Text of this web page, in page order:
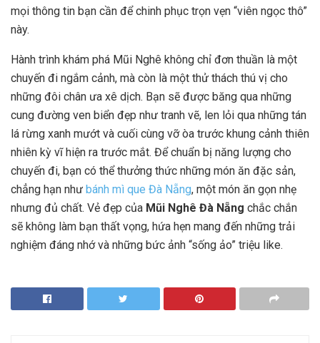
mọi thông tin bạn cần để chinh phục trọn vẹn “viên ngọc thô”
này.
Hành trình khám phá Mũi Nghê không chỉ đơn thuần là một
chuyến đi ngắm cảnh, mà còn là một thử thách thú vị cho
những đôi chân ưa xê dịch. Bạn sẽ được băng qua những
cung đường ven biển đẹp như tranh vẽ, len lỏi qua những tán
lá rừng xanh mướt và cuối cùng vỡ òa trước khung cảnh thiên
nhiên kỳ vĩ hiện ra trước mắt. Để chuẩn bị năng lượng cho
chuyến đi, bạn có thể thưởng thức những món ăn đặc sản,
chẳng hạn như bánh mì que Đà Nẵng, một món ăn gọn nhẹ
nhưng đủ chất. Vẻ đẹp của Mũi Nghê Đà Nẵng chắc chắn
sẽ không làm bạn thất vọng, hứa hẹn mang đến những trải
nghiệm đáng nhớ và những bức ảnh “sống ảo” triệu like.